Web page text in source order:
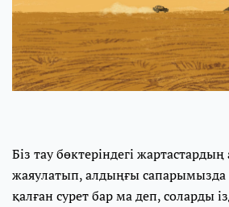
Біз тау бөктеріндегі
жаяулатып, алдыңғы сапарымызда
қалған сурет бар ма деп, соларды